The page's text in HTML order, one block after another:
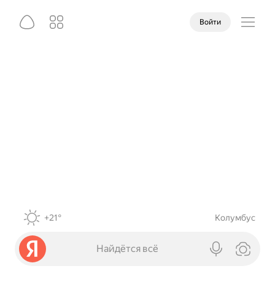
Войти
+21° Колумбус
Найдётся всё